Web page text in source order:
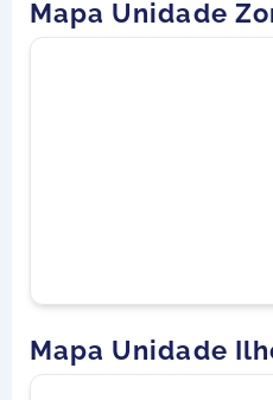
Mapa Unidade
Mapa Unidade